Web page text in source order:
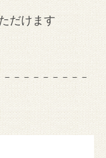
だけます
－－－－－－－－